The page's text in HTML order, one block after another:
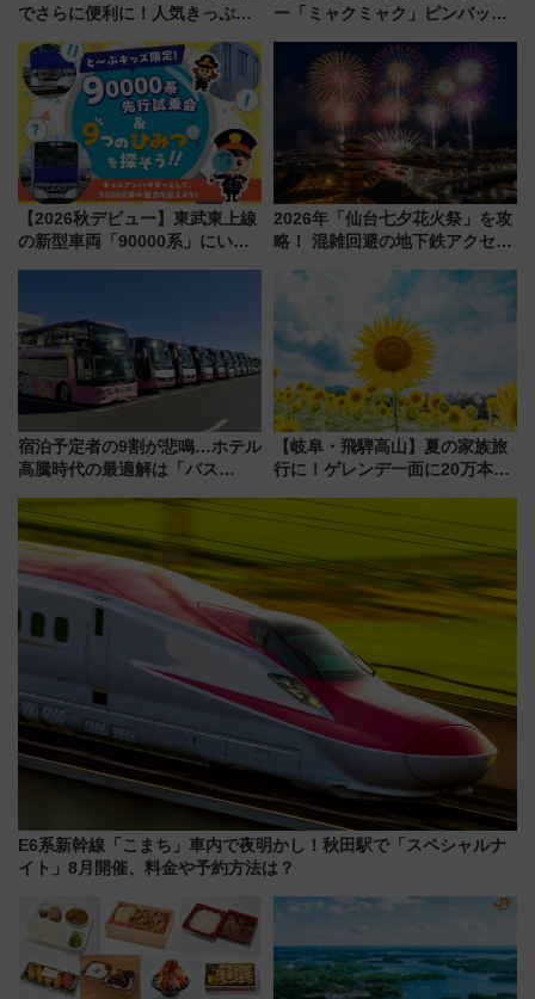
でさらに便利に！人気きっぷ
今年も発売 秋・早春に千葉県を
巡るなら使い勝手・コスパ抜群
ー「ミャクミャク」ピンバッジ
中旬発売
【2026秋デビュー】東武東上線
の新型車両「90000系」にいち
サダーになろう
2026年「仙台七夕花火祭」を攻
略！ 混雑回避の地下鉄アクセス
火前に楽しむ仙台観光ルートま
宿泊予定者の9割が悲鳴…ホテル
高騰時代の最適解は「バス
した、推し活遠征や観光時のリ
アルな懐事情
【岐阜・飛騨高山】夏の家族旅
行に！ゲレンデ一面に20万本の
アひまわり園」開園
E6系新幹線「こまち」車内で夜明かし！秋田駅で「スペシャルナ
イト」8月開催、料金や予約方法は？